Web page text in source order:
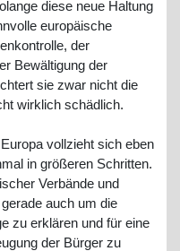
diese neue Haltung
europäische
der
Bewältigung der
sie zwar nicht die
wirklich schädlich.
vollzieht sich eben
in größeren Schritten.
Verbände und
auch um die
zu erklären und für eine
der Bürger zu